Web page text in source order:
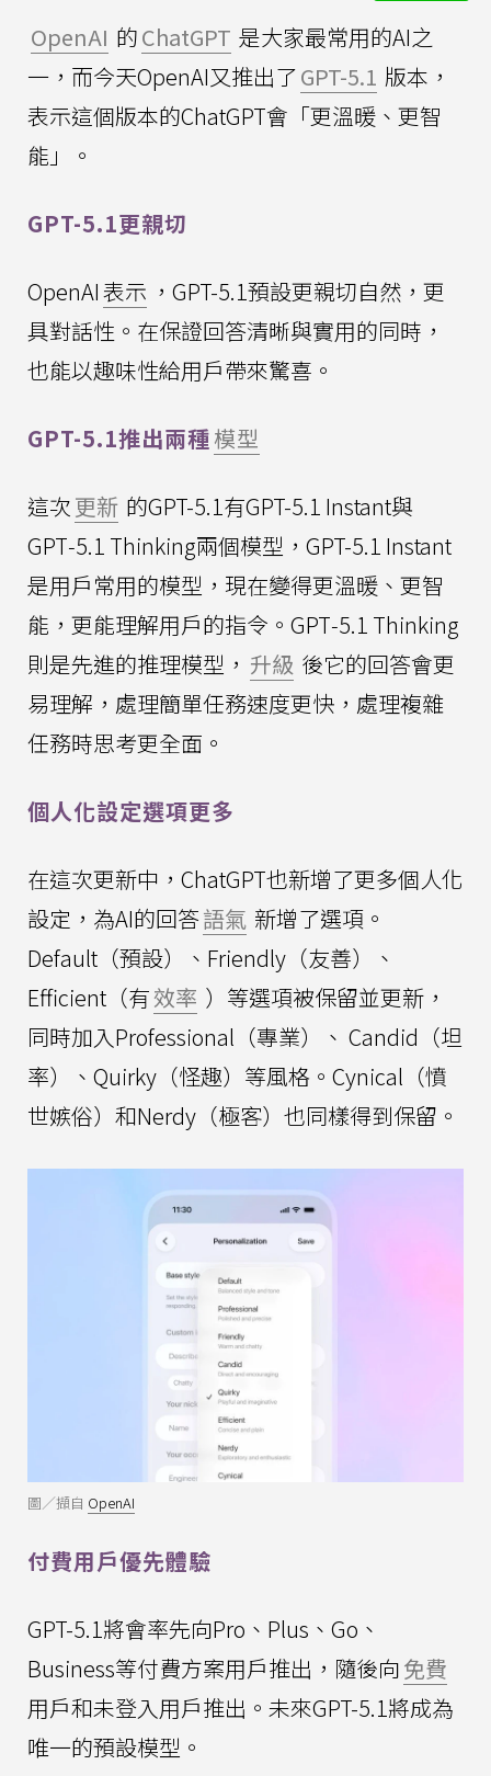
OpenAI 的ChatGPT 是大家最常用的AI之
一，而今天OpenAI又推出了GPT-5.1 版本，
表示這個版本的ChatGPT會「更溫暖、更智
能」。
GPT-5.1更親切
OpenAI表示 ，GPT-5.1預設更親切自然，更
具對話性。在保證回答清晰與實用的同時，
也能以趣味性給用戶帶來驚喜。
GPT-5.1推出兩種模型
這次更新 的GPT-5.1有GPT-5.1 Instant與
GPT‑5.1 Thinking兩個模型，GPT-5.1 Instant
是用戶常用的模型，現在變得更溫暖、更智
能，更能理解用戶的指令。GPT‑5.1 Thinking
則是先進的推理模型， 升級 後它的回答會更
易理解，處理簡單任務速度更快，處理複雜
任務時思考更全面。
個人化設定選項更多
在這次更新中，ChatGPT也新增了更多個人化
設定，為AI的回答語氣 新增了選項。
Default（預設）、Friendly（友善）、
Efficient（有效率 ）等選項被保留並更新，
同時加入Professional（專業）、 Candid（坦
率）、Quirky（怪趣）等風格。Cynical（憤
世嫉俗）和Nerdy（極客）也同樣得到保留。
圖／擷自 OpenAI
付費用戶優先體驗
GPT-5.1將會率先向Pro、Plus、Go、
Business等付費方案用戶推出，隨後向免費
用戶和未登入用戶推出。未來GPT-5.1將成為
唯一的預設模型。